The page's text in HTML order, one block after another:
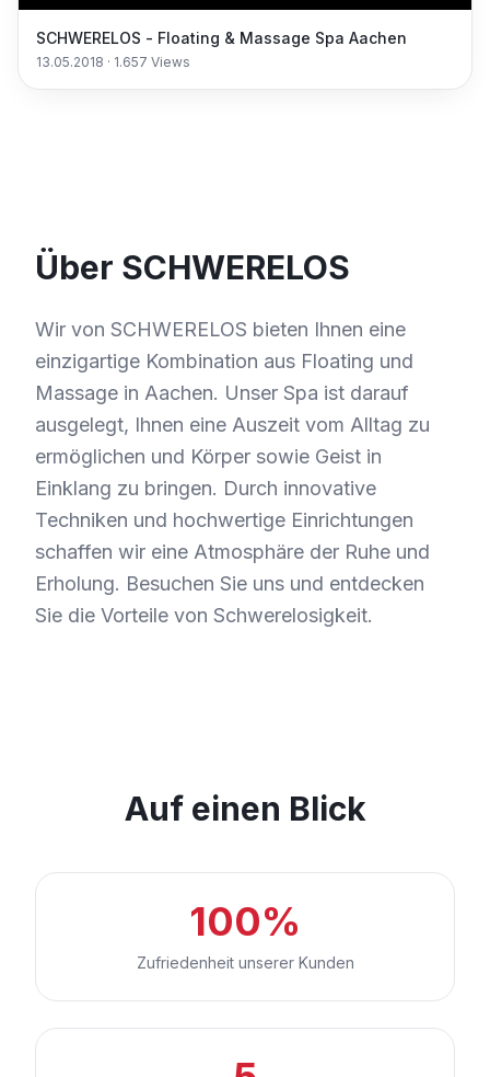
SCHWERELOS - Floating & Massage Spa Aachen
13.05.2018 · 1.657 Views
Über SCHWERELOS
Wir von SCHWERELOS bieten Ihnen eine
einzigartige Kombination aus Floating und
Massage in Aachen. Unser Spa ist darauf
ausgelegt, Ihnen eine Auszeit vom Alltag zu
ermöglichen und Körper sowie Geist in
Einklang zu bringen. Durch innovative
Techniken und hochwertige Einrichtungen
schaffen wir eine Atmosphäre der Ruhe und
Erholung. Besuchen Sie uns und entdecken
Sie die Vorteile von Schwerelosigkeit.
Auf einen Blick
100%
Zufriedenheit unserer Kunden